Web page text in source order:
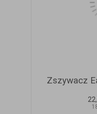
Zszywacz